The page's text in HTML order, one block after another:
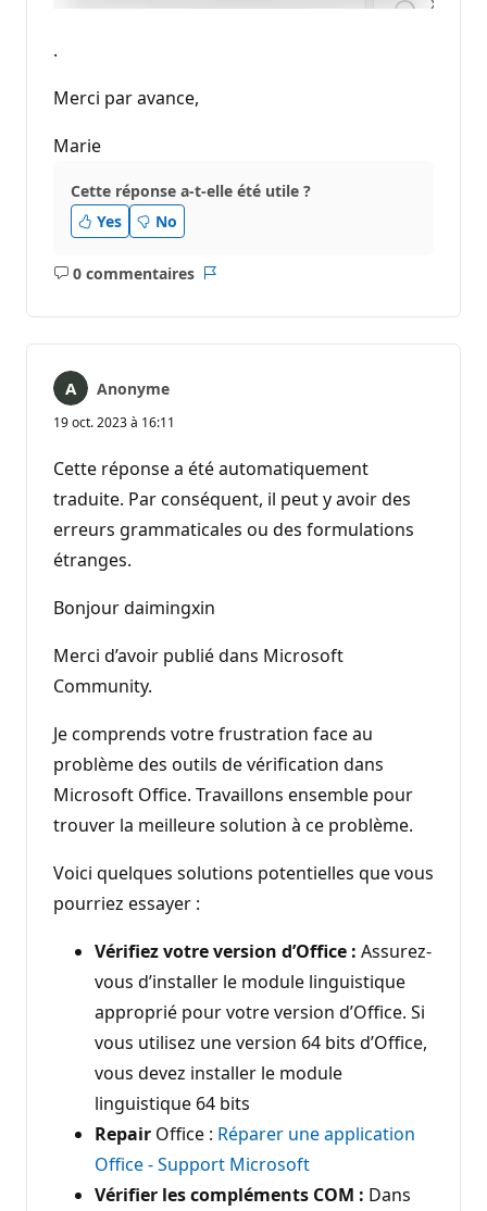
.
Merci par avance,
Marie
Cette réponse a-t-elle été utile ?
Yes
No
0 commentaires
Aucun
Anonyme
19 oct. 2023 à 16:11
Cette réponse a été automatiquement
traduite. Par conséquent, il peut y avoir des
erreurs grammaticales ou des formulations
étranges.
Bonjour daimingxin
Merci d’avoir publié dans Microsoft
Community.
Je comprends votre frustration face au
problème des outils de vérification dans
Microsoft Office. Travaillons ensemble pour
trouver la meilleure solution à ce problème.
Voici quelques solutions potentielles que vous
pourriez essayer :
Vérifiez votre version d’Office : Assurez-
vous d’installer le module linguistique
approprié pour votre version d’Office. Si
vous utilisez une version 64 bits d’Office,
vous devez installer le module
linguistique 64 bits
Repair Office : Réparer une application
Office - Support Microsoft
Vérifier les compléments COM : Dans